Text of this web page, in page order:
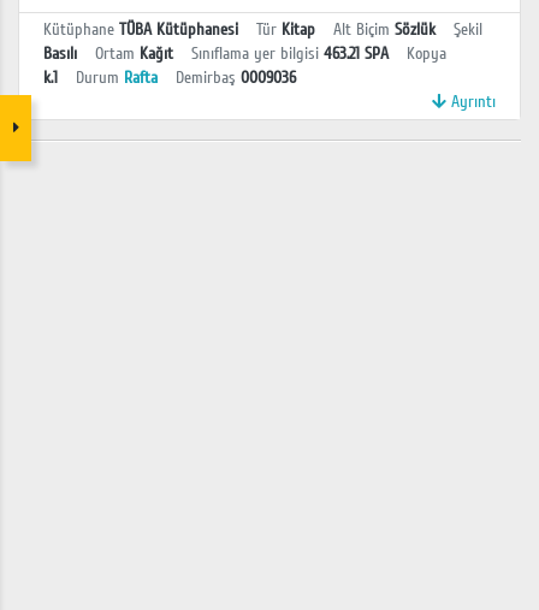
Kütüphane TÜBA Kütüphanesi Tür Kitap Alt Biçim Sözlük
Şekil
Basılı
Ortam Kağıt Sınıflama yer bilgisi 463.21 SPA
Kopya
k.1
Durum Rafta Demirbaş 0009036
Ayrıntı